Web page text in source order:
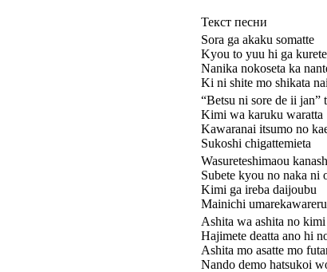
Текст песни
Sora ga akaku somatte
Kyou to yuu hi ga
Nanika nokoseta ka
Ki ni shite mo shikata
“Betsu ni sore de ii jan”
Kimi wa karuku waratta
Kawaranai itsumo no
Sukoshi chigattemieta
Wasureteshimaou
Subete kyou no naka ni
Kimi ga ireba daijoubu
Mainichi umarekawareru
Ashita wa ashita no
Hajimete deatta ano hi
Ashita mo asatte mo
Nando demo hatsukoi